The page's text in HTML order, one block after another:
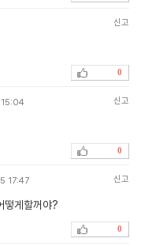
신고
0
신고
0
17:47 신고
떻게할꺼야?
0